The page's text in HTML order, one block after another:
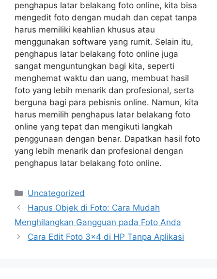
penghapus latar belakang foto online, kita bisa
mengedit foto dengan mudah dan cepat tanpa
harus memiliki keahlian khusus atau
menggunakan software yang rumit. Selain itu,
penghapus latar belakang foto online juga
sangat menguntungkan bagi kita, seperti
menghemat waktu dan uang, membuat hasil
foto yang lebih menarik dan profesional, serta
berguna bagi para pebisnis online. Namun, kita
harus memilih penghapus latar belakang foto
online yang tepat dan mengikuti langkah
penggunaan dengan benar. Dapatkan hasil foto
yang lebih menarik dan profesional dengan
penghapus latar belakang foto online.
Categories
Uncategorized
Hapus Objek di Foto: Cara Mudah
Menghilangkan Gangguan pada Foto Anda
Cara Edit Foto 3×4 di HP Tanpa Aplikasi